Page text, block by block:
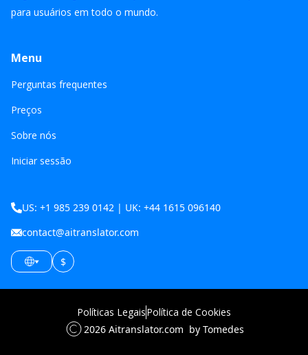
para usuários em todo o mundo.
Menu
Perguntas frequentes
Preços
Sobre nós
Iniciar sessão
US: +1 985 239 0142 | UK: +44 1615 096140
contact@aitranslator.com
$
2026 Aitranslator.com by Tomedes
Políticas LegaisPolítica de Cookies